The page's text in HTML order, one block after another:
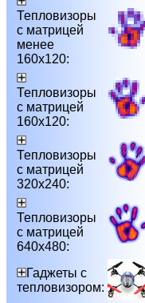
Тепловизоры
с матрицей
менее
160х120:
Тепловизоры
с матрицей
160х120:
Тепловизоры
с матрицей
320х240:
Тепловизоры
с матрицей
640х480:
Гаджеты с
тепловизором: